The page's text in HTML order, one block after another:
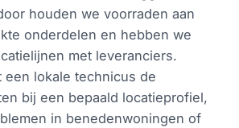
houden we voorraden aan
onderdelen en hebben we
met leveranciers.
een lokale technicus de
bij een bepaald locatieprofiel,
in benedenwoningen of